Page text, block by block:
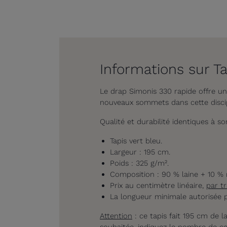
Informations sur
Le drap Simonis 330 rapide offre
nouveaux sommets dans cette
Qualité et durabilité identiques à
Tapis vert bleu.
Largeur : 195 cm.
Poids : 325 g/m².
Composition : 90 % laine + 10 %
Prix au centimètre linéaire, par
La longueur minimale autorisée
Attention : ce tapis fait 195 cm de